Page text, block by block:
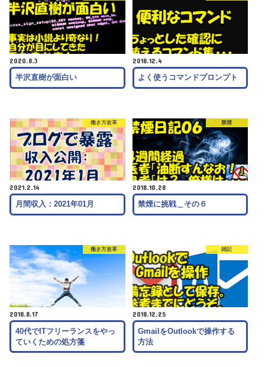
2020.8.3
半沢直樹が面白い
2018.12.4
よく使うコマンドプロンプト
働き方改革
2021.2.14
月間収入：2021年01月
禁煙
2018.10.28
禁煙に挑戦＿その６
働き方改革
2018.8.17
40代でITフリーランスをやっ
ていくための処方箋
雑記
2018.12.25
GmailをOutlookで操作する
方法